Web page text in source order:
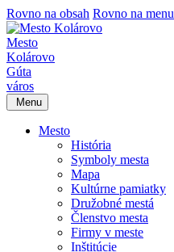
Rovno na obsah Rovno na menu
Mesto
Kolárovo
Gúta
város
Menu
Mesto
História
Symboly mesta
Mapa
Kultúrne pamiatky
Družobné mestá
Členstvo mesta
Firmy v meste
Inštitúcie